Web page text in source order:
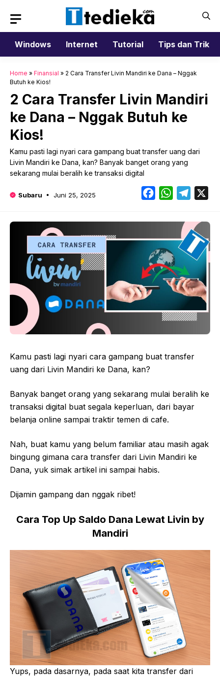
isi
Windows
Internet Tutorial Tips dan Trik
Home » Finansial » 2 Cara Transfer Livin Mandiri ke Dana – Nggak
Butuh ke Kios!
2 Cara Transfer Livin Mandiri
ke Dana – Nggak Butuh ke
Kios!
Kamu pasti lagi nyari cara gampang buat transfer uang dari
Livin Mandiri ke Dana, kan? Banyak banget orang yang
sekarang mulai beralih ke transaksi digital
Subaru Juni 25, 2025 FacebookWhatsApp
Kamu pasti lagi nyari cara gampang buat transfer
uang dari Livin Mandiri ke Dana, kan?
Banyak banget orang yang sekarang mulai beralih ke
transaksi digital buat segala keperluan, dari bayar
belanja online sampai traktir temen di cafe.
Nah, buat kamu yang belum familiar atau masih agak
bingung gimana cara transfer dari Livin Mandiri ke
Dana, yuk simak artikel ini sampai habis.
Dijamin gampang dan nggak ribet!
Cara Top Up Saldo Dana Lewat Livin by
Mandiri
Yups, pada dasarnya, pada saat kita transfer dari